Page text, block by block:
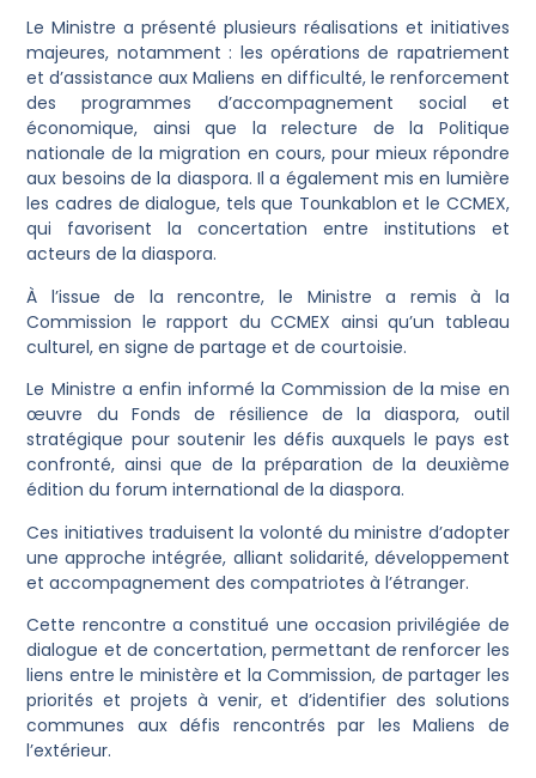
Le Ministre a présenté plusieurs réalisations et initiatives
majeures, notamment : les opérations de rapatriement
et d’assistance aux Maliens en difficulté, le renforcement
des programmes d’accompagnement social et
économique, ainsi que la relecture de la Politique
nationale de la migration en cours, pour mieux répondre
aux besoins de la diaspora. Il a également mis en lumière
les cadres de dialogue, tels que Tounkablon et le CCMEX,
qui favorisent la concertation entre institutions et
acteurs de la diaspora.
À l’issue de la rencontre, le Ministre a remis à la
Commission le rapport du CCMEX ainsi qu’un tableau
culturel, en signe de partage et de courtoisie.
Le Ministre a enfin informé la Commission de la mise en
œuvre du Fonds de résilience de la diaspora, outil
stratégique pour soutenir les défis auxquels le pays est
confronté, ainsi que de la préparation de la deuxième
édition du forum international de la diaspora.
Ces initiatives traduisent la volonté du ministre d’adopter
une approche intégrée, alliant solidarité, développement
et accompagnement des compatriotes à l’étranger.
Cette rencontre a constitué une occasion privilégiée de
dialogue et de concertation, permettant de renforcer les
liens entre le ministère et la Commission, de partager les
priorités et projets à venir, et d’identifier des solutions
communes aux défis rencontrés par les Maliens de
l’extérieur.